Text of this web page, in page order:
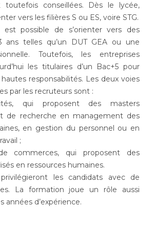
toutefois conseillées. Dès le lycée,
vers les filières S ou ES, voire STG.
possible de s’orienter vers des
ans telles qu’un DUT GEA ou une
Toutefois, les entreprises
les titulaires d’un Bac+5 pour
responsabilités. Les deux voies
par les recruteurs sont :
qui proposent des masters
de recherche en management des
en gestion du personnel ou en
;
commerces, qui proposent des
en ressources humaines.
les candidats avec de
La formation joue un rôle aussi
années d’expérience.